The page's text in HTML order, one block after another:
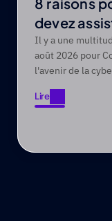
devez
Il y a une
août 2026 pour
l'avenir de la
Lire
Lire